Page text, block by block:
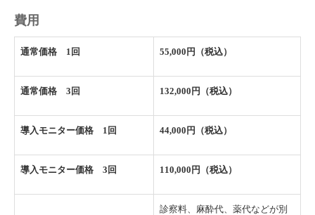
費用
通常価格 1回 55,000円（税込）
通常価格 3回 132,000円（税込）
導入モニター価格 1回 44,000円（税込）
導入モニター価格 3回 110,000円（税込）
診察料、麻酔代、薬代などが別